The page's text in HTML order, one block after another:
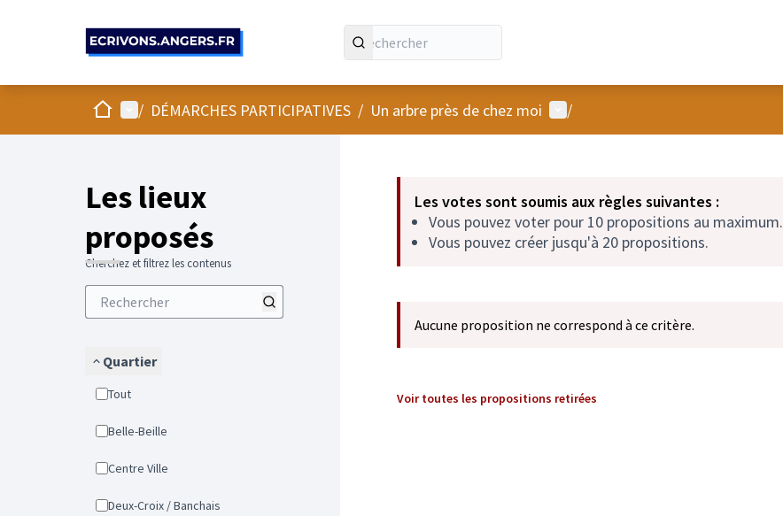
AccueilMenu principal
/ DÉMARCHES PARTICIPATIVES / Un arbre près de chez moi Menu utilisateur
/
Les lieux
proposés
Cherchez et filtrez les contenus
Quartier
Tout
Belle-Beille
Centre Ville
Deux-Croix / Banchais
Les votes sont soumis aux règles suivantes :
Vous pouvez voter pour 10 propositions au maximum.
Vous pouvez créer jusqu'à 20 propositions.
Aucune proposition ne correspond à ce critère.
Voir toutes les propositions retirées